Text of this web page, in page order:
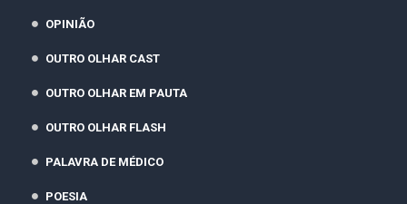
OPINIÃO
OUTRO OLHAR CAST
OUTRO OLHAR EM PAUTA
OUTRO OLHAR FLASH
PALAVRA DE MÉDICO
POESIA